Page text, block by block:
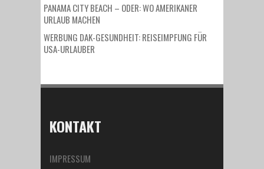
PANAMA CITY BEACH – ODER: WO AMERIKANER
URLAUB MACHEN
WERBUNG DAK-GESUNDHEIT: REISEIMPFUNG FÜR
USA-URLAUBER
KONTAKT
IMPRESSUM